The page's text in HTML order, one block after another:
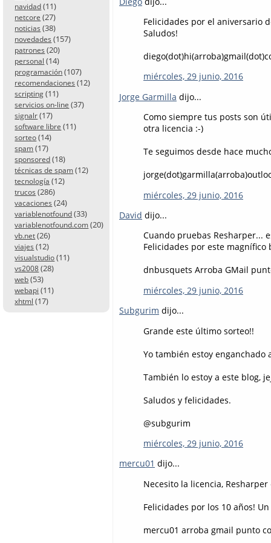
navidad (11)
netcore (27)
noticias (38)
novedades (157)
patrones (20)
personal (14)
programación (107)
recomendaciones (12)
scripting (11)
servicios on-line (37)
signalr (17)
software libre (11)
sorteo (14)
spam (17)
sponsored (18)
técnicas de spam (12)
tecnología (12)
trucos (286)
vacaciones (24)
variablenotfound (33)
variablenotfound.com (20)
vb.net (26)
viajes (12)
visualstudio (11)
vs2008 (28)
web (53)
webapi (11)
xhtml (17)
Felicidades por el aniversario
Saludos!
miércoles, 29 junio, 2016
Jorge Garmilla dijo...
Como siempre tus posts son
otra licencia :-)
Te seguimos desde hace
miércoles, 29 junio, 2016
David dijo...
Cuando pruebas Resharper...
Felicidades por este
dnbusquets Arroba GMail
miércoles, 29 junio, 2016
Subgurim dijo...
Grande este último sorteo!!
Yo también estoy enganchado
También lo estoy a este blog,
Saludos y felicidades.
@subgurim
miércoles, 29 junio, 2016
mercu01 dijo...
Necesito la licencia, Resharper
Felicidades por los 10 años!
mercu01 arroba gmail punto